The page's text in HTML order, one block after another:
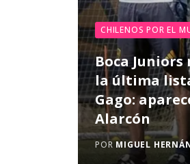
CHILENOS POR EL
Boca
la última
Gago:
Alarcón
POR MIGUEL